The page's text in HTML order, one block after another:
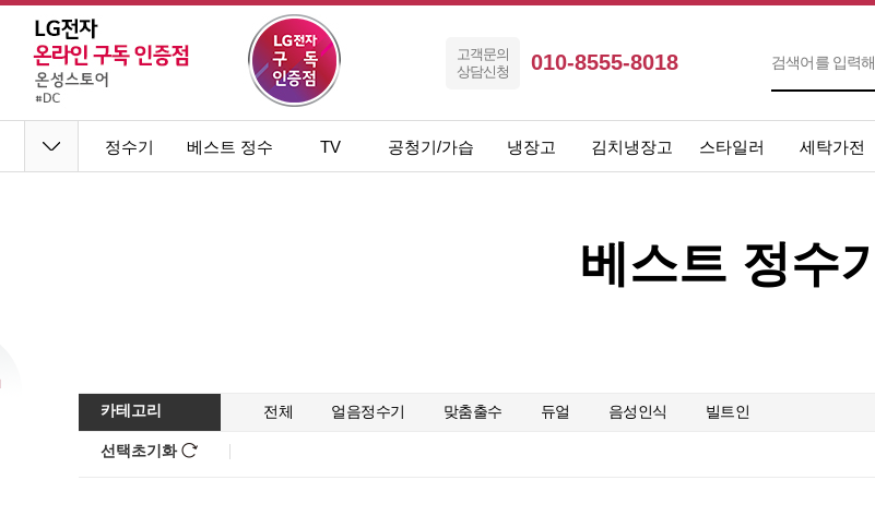
010-8555-8018
고객문의
상담신청
정수기 베스트 정수 TV 공청기/가습 냉장고 김치냉장고 스타일러 세탁가전
베스트 정수
카테고리 전체 얼음정수기 맞춤출수 듀얼 음성인식 빌트인
선택초기화